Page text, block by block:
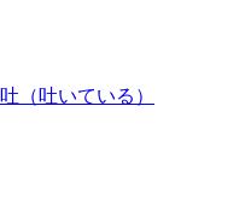
（吐いている）